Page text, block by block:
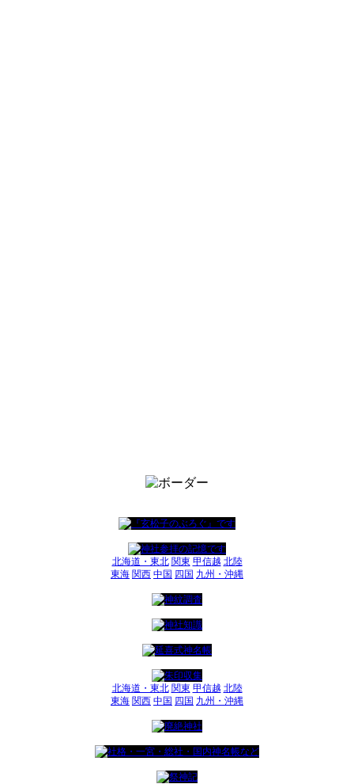
北海道・東北 関東 甲信越 北陸
東海 関西 中国 四国 九州・沖縄
北海道・東北 関東 甲信越 北陸
東海 関西 中国 四国 九州・沖縄